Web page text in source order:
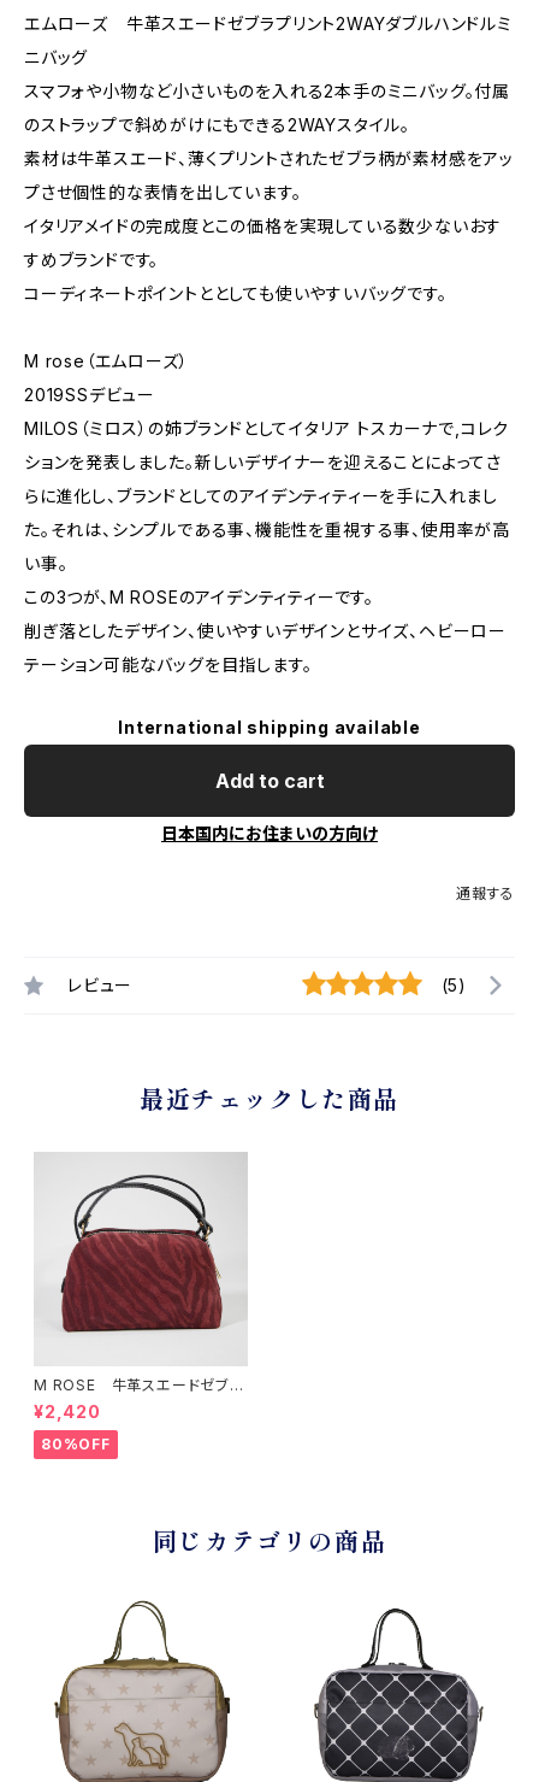
エムローズ 牛革スエードゼブラプリント2WAYダブルハンドルミ
ニバッグ
スマフォや小物など小さいものを入れる2本手のミニバッグ。付属
のストラップで斜めがけにもできる2WAYスタイル。
素材は牛革スエード、薄くプリントされたゼブラ柄が素材感をアッ
プさせ個性的な表情を出しています。
イタリアメイドの完成度とこの価格を実現している数少ないおす
すめブランドです。
コーディネートポイントととしても使いやすいバッグです。
M rose（エムローズ）
2019SSデビュー
MILOS（ミロス）の姉ブランドとしてイタリア トスカーナで,コレク
ションを発表しました。新しいデザイナーを迎えることによってさ
らに進化し、ブランドとしてのアイデンティティーを手に入れまし
た。それは、シンプルである事、機能性を重視する事、使用率が高
い事。
この3つが、M ROSEのアイデンティティーです。
削ぎ落としたデザイン、使いやすいデザインとサイズ、ヘビーロー
テーション可能なバッグを目指します。
International shipping available
Add to cart
日本国内にお住まいの方向け
通報する
レビュー (5)
最近チェックした商品
M ROSE 牛革スエードゼブラ
プリント2WAYダブルハンドルミ
ニバッグ
¥2,420
80%OFF
同じカテゴリの商品